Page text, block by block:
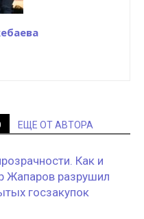
ЕЩЕ ОТ АВТОРА
Как и
Жапаров разрушил
госзакупок